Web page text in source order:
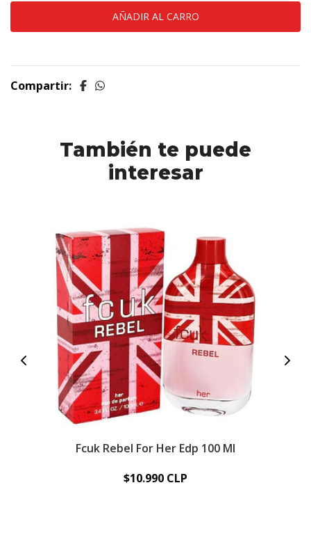
Compartir:
También te puede
interesar
Fcuk Rebel For Her Edp 100 Ml
$10.990 CLP